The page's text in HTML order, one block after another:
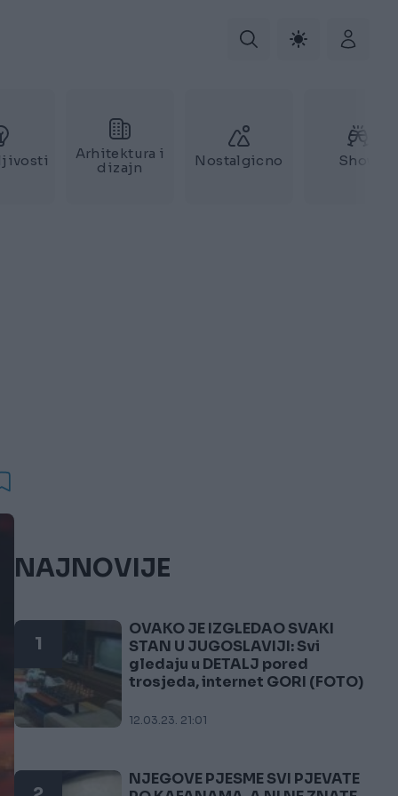
Arhitektura i
dizajn
Nostalgicno Show
NAJNOVIJE
1
OVAKO JE IZGLEDAO SVAKI
STAN U JUGOSLAVIJI: Svi
gledaju u DETALJ pored
trosjeda, internet GORI (FOTO)
12.03.23. 21:01
NJEGOVE PJESME SVI PJEVATE